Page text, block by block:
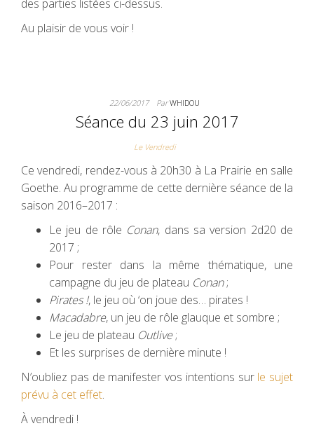
des parties listées ci-dessus.
Au plaisir de vous voir !
22/06/2017 ParWHIDOU
Séance du 23 juin 2017
Le Vendredi
Ce vendredi, rendez-vous à 20h30 à La Prairie en salle
Goethe. Au programme de cette dernière séance de la
saison 2016–2017 :
Le jeu de rôle Conan, dans sa version 2d20 de
2017 ;
Pour rester dans la même thématique, une
campagne du jeu de plateau Conan;
Pirates !, le jeu où ‘on joue des… pirates !
Macadabre, un jeu de rôle glauque et sombre ;
Le jeu de plateau Outlive;
Et les surprises de dernière minute !
N’oubliez pas de manifester vos intentions sur le sujet
prévu à cet effet.
À vendredi !